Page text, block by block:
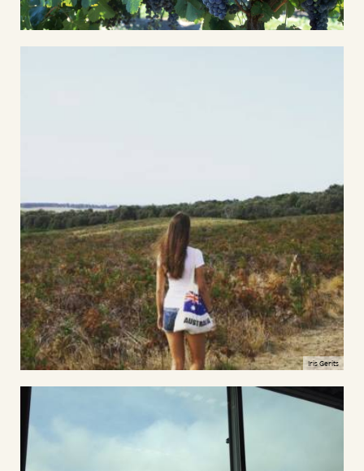
Iris Gerits